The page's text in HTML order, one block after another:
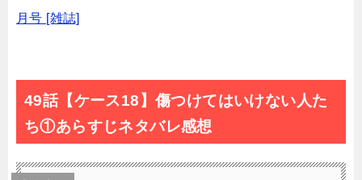
月号 [雑誌]
49話【ケース18】傷つけてはいけない人た
ち①あらすじネタバレ感想